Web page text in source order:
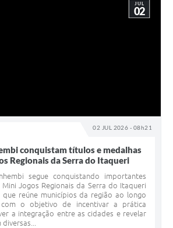
02 JUL 2026 - 08h21
JUL
02
conquistam títulos e medalhas
Regionais da Serra do Itaqueri
segue conquistando importantes
Jogos Regionais da Serra do Itaqueri
que reúne municípios da região ao longo
o objetivo de incentivar a prática
a integração entre as cidades e revelar